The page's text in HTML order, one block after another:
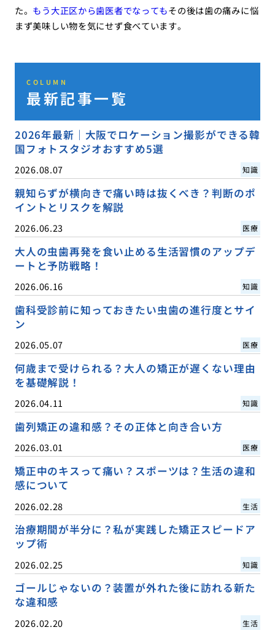
た。 もう大正区から歯医者でなってもその後は歯の痛みに悩
まず美味しい物を気にせず食べています。
COLUMN
最新記事一覧
2026年最新｜大阪でロケーション撮影ができる韓
国フォトスタジオおすすめ5選
2026.08.07 知識
親知らずが横向きで痛い時は抜くべき？判断のポ
イントとリスクを解説
2026.06.23 医療
大人の虫歯再発を食い止める生活習慣のアップデ
ートと予防戦略！
2026.06.16 知識
歯科受診前に知っておきたい虫歯の進行度とサイ
ン
2026.05.07 医療
何歳まで受けられる？大人の矯正が遅くない理由
を基礎解説！
2026.04.11 知識
歯列矯正の違和感？その正体と向き合い方
2026.03.01 医療
矯正中のキスって痛い？スポーツは？生活の違和
感について
2026.02.28 生活
治療期間が半分に？私が実践した矯正スピードア
ップ術
2026.02.25 知識
ゴールじゃないの？装置が外れた後に訪れる新た
な違和感
2026.02.20 生活